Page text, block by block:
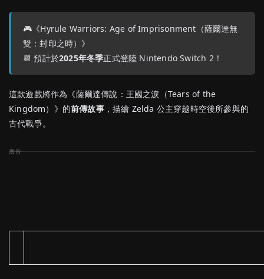
🎮《Hyrule Warriors: Age of Imprisonment（薩爾達無
雙：封印之時）》
📆 預計於2025年冬季正式登陸 Nintendo Switch 2！
這款遊戲將作為《薩爾達傳說：王國之淚（Tears of the
Kingdom）》的前傳故事，描繪 Zelda 公主穿越時空後所參與的
古代戰爭。